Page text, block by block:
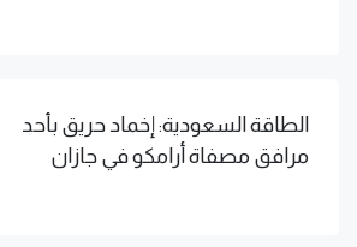
الطاقة السعودية: إخماد حريق بأحد
مرافق مصفاة أرامكو في جازان